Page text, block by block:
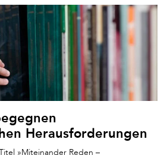
Herausforderungen
»Miteinander Reden –